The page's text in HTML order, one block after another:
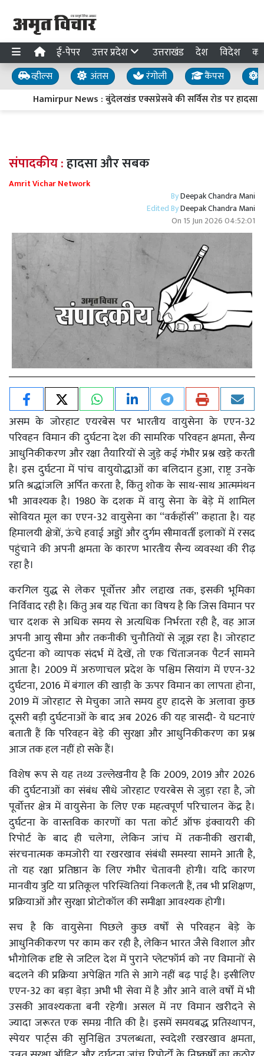
ई-पेपर उत्तर प्रदेश उत्तराखंड देश विदेश
व्हील्स अंतस रंगोली कैंपस
Hamirpur News : बुंदेलखंड एक्सप्रेसवे की सर्विस रोड पर हादसा,
संपादकीय :हादसा और सबक
Amrit Vichar Network
ByDeepak Chandra Mani
Edited ByDeepak Chandra Mani
On 15 Jun 2026 04:52:01
असम के जोरहाट एयरबेस पर भारतीय वायुसेना के एएन-32
परिवहन विमान की दुर्घटना देश की सामरिक परिवहन क्षमता, सैन्य
आधुनिकीकरण और रक्षा तैयारियों से जुड़े कई गंभीर प्रश्न खड़े करती
है। इस दुर्घटना में पांच वायुयोद्धाओं का बलिदान हुआ, राष्ट्र उनके
प्रति श्रद्धांजलि अर्पित करता है, किंतु शोक के साथ-साथ आत्ममंथन
भी आवश्यक है। 1980 के दशक में वायु सेना के बेड़े में शामिल
सोवियत मूल का एएन-32 वायुसेना का “वर्कहॉर्स” कहाता है। यह
हिमालयी क्षेत्रों, ऊंचे हवाई अड्डों और दुर्गम सीमावर्ती इलाकों में रसद
पहुंचाने की अपनी क्षमता के कारण भारतीय सैन्य व्यवस्था की रीढ़
रहा है।
करगिल युद्ध से लेकर पूर्वोत्तर और लद्दाख तक, इसकी भूमिका
निर्विवाद रही है। किंतु अब यह चिंता का विषय है कि जिस विमान पर
चार दशक से अधिक समय से अत्यधिक निर्भरता रही है, वह आज
अपनी आयु सीमा और तकनीकी चुनौतियों से जूझ रहा है। जोरहाट
दुर्घटना को व्यापक संदर्भ में देखें, तो एक चिंताजनक पैटर्न सामने
आता है। 2009 में अरुणाचल प्रदेश के पश्चिम सियांग में एएन-32
दुर्घटना, 2016 में बंगाल की खाड़ी के ऊपर विमान का लापता होना,
2019 में जोरहाट से मेचुका जाते समय हुए हादसे के अलावा कुछ
दूसरी बड़ी दुर्घटनाओं के बाद अब 2026 की यह त्रासदी- ये घटनाएं
बताती हैं कि परिवहन बेड़े की सुरक्षा और आधुनिकीकरण का प्रश्न
आज तक हल नहीं हो सके हैं।
विशेष रूप से यह तथ्य उल्लेखनीय है कि 2009, 2019 और 2026
की दुर्घटनाओं का संबंध सीधे जोरहाट एयरबेस से जुड़ा रहा है, जो
पूर्वोत्तर क्षेत्र में वायुसेना के लिए एक महत्वपूर्ण परिचालन केंद्र है।
दुर्घटना के वास्तविक कारणों का पता कोर्ट ऑफ इंक्वायरी की
रिपोर्ट के बाद ही चलेगा, लेकिन जांच में तकनीकी खराबी,
संरचनात्मक कमजोरी या रखरखाव संबंधी समस्या सामने आती है,
तो यह रक्षा प्रतिष्ठान के लिए गंभीर चेतावनी होगी। यदि कारण
मानवीय त्रुटि या प्रतिकूल परिस्थितियां निकलती हैं, तब भी प्रशिक्षण,
प्रक्रियाओं और सुरक्षा प्रोटोकॉल की समीक्षा आवश्यक होगी।
सच है कि वायुसेना पिछले कुछ वर्षों से परिवहन बेड़े के
आधुनिकीकरण पर काम कर रही है, लेकिन भारत जैसे विशाल और
भौगोलिक दृष्टि से जटिल देश में पुराने प्लेटफॉर्म को नए विमानों से
बदलने की प्रक्रिया अपेक्षित गति से आगे नहीं बढ़ पाई है। इसीलिए
एएन-32 का बड़ा बेड़ा अभी भी सेवा में है और आने वाले वर्षों में भी
उसकी आवश्यकता बनी रहेगी। असल में नए विमान खरीदने से
ज्यादा जरूरत एक समग्र नीति की है। इसमें समयबद्ध प्रतिस्थापन,
स्पेयर पार्ट्स की सुनिश्चित उपलब्धता, स्वदेशी रखरखाव क्षमता,